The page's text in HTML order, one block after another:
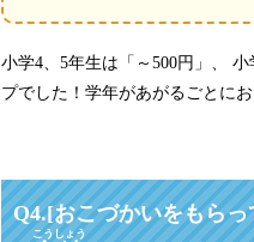
小学4、5年生は「～500円」、
プでした！学年があがるごとに
Q4.[おこづかいをもら
こうしょう